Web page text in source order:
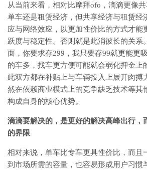
从当前来看，相对比摩拜ofo，滴滴更像
单车还是租赁经济，但共享经济与租赁经
应与网络效应，以更加性价比的方式才能
跃度与稳定性。否则就是此消彼长的关系
面，你要求存299，我只要存99就更能更
的车多，找车更方便可能就会弱化押金上
此双方都在补贴上与车辆投入上展开肉搏
然在依赖商业模式上的竞争缺乏技术等其
构成自身的核心优势。
滴滴要解决的，是更好的解决高峰出行，
的界限
相对来说，单车比专车更具性价比，而且
到市场所需的容量，也容易形成用户习惯